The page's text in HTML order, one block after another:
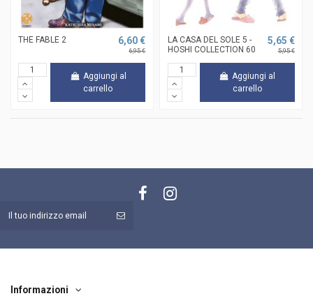
THE FABLE 2 6,60 €
6,95 €
Aggiungi al
carrello
LA CASA DEL SOLE 5 -
HOSHI COLLECTION 60
5,65 €
5,95 €
Aggiungi al
carrello
Informazioni